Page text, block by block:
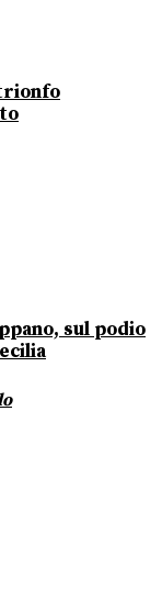
sul podio